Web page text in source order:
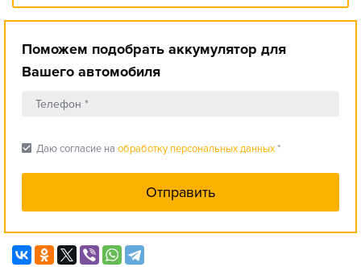
Поможем подобрать аккумулятор для
Вашего автомобиля
check_box Даю согласие на обработку персональных данных*